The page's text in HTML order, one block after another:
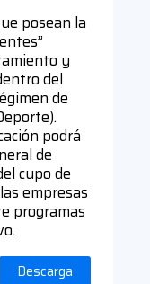
posean la
y
del
de
podrá
de
cupo de
empresas
programas
Descarga